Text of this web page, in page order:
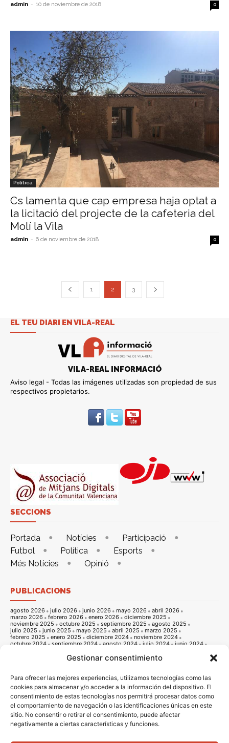
Gestionar consentimiento
Para ofrecer las mejores experiencias, utilizamos tecnologías como las
cookies para almacenar y/o acceder a la información del dispositivo. El
consentimiento de estas tecnologías nos permitirá procesar datos como
el comportamiento de navegación o las identificaciones únicas en este
sitio. No consentir o retirar el consentimiento, puede afectar
negativamente a ciertas características y funciones.
admin - 10 de noviembre de 2018 0
Política
Cs lamenta que cap empresa haja optat a
la licitació del projecte de la cafeteria del
Molí la Vila
admin - 6 de noviembre de 2018 0
1 2 3
EL TEU DIARI EN VILA-REAL
VILA-REAL INFORMACIÓ
Aviso legal - Todas las imágenes utilizadas son propiedad de sus
respectivos propietarios.
SECCIONS
Portada Notícies
Participació
Futbol
Política
Esports
Més Notícies
Opinió
PUBLICACIONS
agosto 2026 julio 2026 junio 2026 mayo 2026
abril 2026
marzo 2026
febrero 2026 enero 2026
diciembre 2025
noviembre 2025
octubre 2025 septiembre 2025
agosto 2025
julio 2025
junio 2025 mayo 2025 abril 2025
marzo 2025
febrero 2025
enero 2025 diciembre 2024
noviembre 2024
octubre 2024
septiembre 2024 agosto 2024 julio 2024
junio 2024
noviembre 2023 octubre 2023
septiembre 2023
noviembre 2022
octubre 2022 septiembre 2022
agosto 2022
julio 2022
junio 2022 mayo 2022 abril 2022
marzo 2022
febrero 2022
enero 2022 diciembre 2021
noviembre 2021
octubre 2021
septiembre 2021 agosto 2021 julio 2021
junio 2021
mayo 2021
abril 2021 marzo 2021 febrero 2021
enero 2021
diciembre 2020
noviembre 2020
agosto 2020
julio 2020 junio 2020 mayo 2020
abril 2020
marzo 2020
febrero 2020 enero 2020 diciembre 2019